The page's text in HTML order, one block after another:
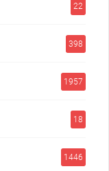
22
398
1957
18
1446